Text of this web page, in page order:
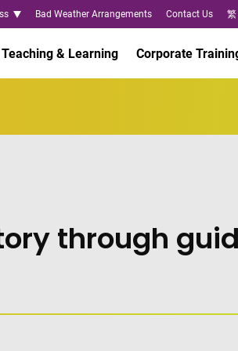
Bad Weather Arrangements Contact Us 繁
Teaching & Learning Corporate
through